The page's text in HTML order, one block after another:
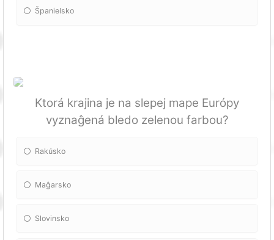
Španielsko
Ktorá krajina je na slepej mape Európy
vyznaĝená bledo zelenou farbou?
Rakúsko
Maĝarsko
Slovinsko